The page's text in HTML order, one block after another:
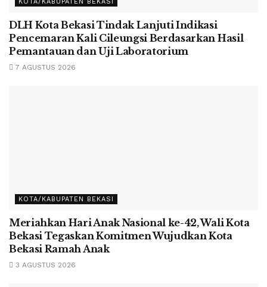
DLH Kota Bekasi Tindak Lanjuti Indikasi
Pencemaran Kali Cileungsi Berdasarkan Hasil
Pemantauan dan Uji Laboratorium
7 AGUSTUS 2026
KOTA/KABUPATEN BEKASI
Meriahkan Hari Anak Nasional ke-42, Wali Kota
Bekasi Tegaskan Komitmen Wujudkan Kota
Bekasi Ramah Anak
3 AGUSTUS 2026